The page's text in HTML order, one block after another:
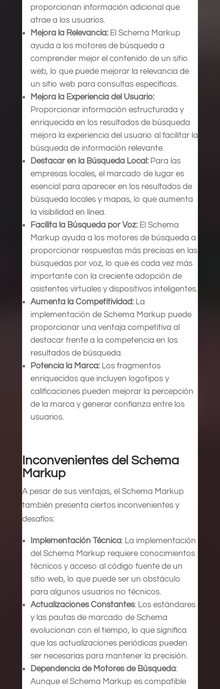
proporcionan información adicional que
atrae a los usuarios.
Mejora la Relevancia:El Schema Markup
ayuda a los motores de búsqueda a
comprender mejor el contenido de un sitio
web, lo que puede mejorar la relevancia de
un sitio web para consultas específicas.
Mejora la Experiencia del Usuario:
Proporcionar información estructurada y
enriquecida en los resultados de búsqueda
mejora la experiencia del usuario al facilitar la
búsqueda de información relevante.
Destacar en la Búsqueda Local:Para las
empresas locales, el marcado de lugar es
esencial para aparecer en los resultados de
búsqueda locales y mapas, lo que aumenta
la visibilidad en línea.
Facilita la Búsqueda por Voz: El Schema
Markup ayuda a los motores de búsqueda a
proporcionar respuestas más precisas en las
búsquedas por voz, lo que es cada vez más
importante con la creciente adopción de
asistentes virtuales y dispositivos inteligentes.
Aumenta la Competitividad:La
implementación de Schema Markup puede
proporcionar una ventaja competitiva al
destacar frente a la competencia en los
resultados de búsqueda.
Potencia la Marca:Los fragmentos
enriquecidos que incluyen logotipos y
calificaciones pueden mejorar la percepción
de la marca y generar confianza entre los
usuarios.
Inconvenientes del Schema
Markup
A pesar de sus ventajas, el Schema Markup
también presenta ciertos inconvenientes y
desafíos:
Implementación Técnica: La implementación
del Schema Markup requiere conocimientos
técnicos y acceso al código fuente de un
sitio web, lo que puede ser un obstáculo
para algunos usuarios no técnicos.
Actualizaciones Constantes: Los estándares
y las pautas de marcado de Schema
evolucionan con el tiempo, lo que significa
que las actualizaciones periódicas pueden
ser necesarias para mantener la precisión.
Dependencia de Motores de Búsqueda:
Aunque el Schema Markup es compatible